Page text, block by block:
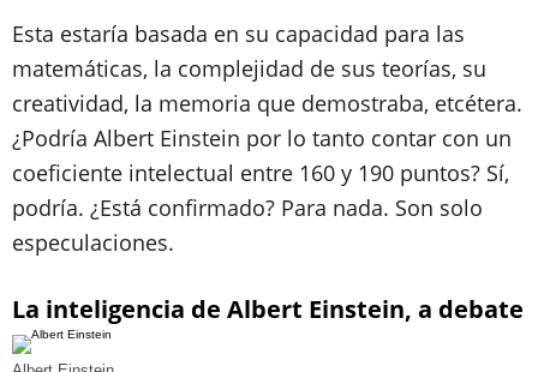
Esta estaría basada en su capacidad para las
matemáticas, la complejidad de sus teorías, su
creatividad, la memoria que demostraba, etcétera.
¿Podría Albert Einstein por lo tanto contar con un
coeficiente intelectual entre 160 y 190 puntos? Sí,
podría. ¿Está confirmado? Para nada. Son solo
especulaciones.
La inteligencia de Albert Einstein, a debate